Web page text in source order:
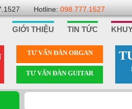
Hotline: 098.777.1527
GIỚI THIỆU TIN TỨC
TƯ VẤN ÐÀN ORGAN
TƯ VẤN ÐÀN GUITAR